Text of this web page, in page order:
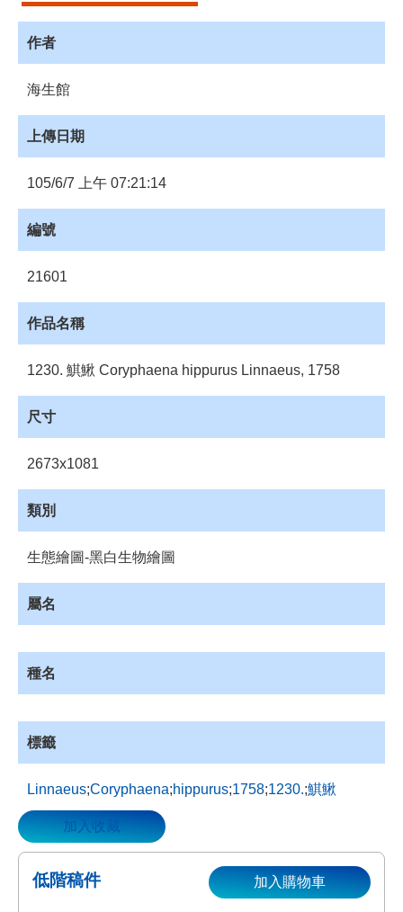
詢
務
會
員
專
區
首
館
登
網
站
導
購
物
車
下
載
管
資
資
源
登
入
作者
海生館
上傳日期
105/6/7 上午 07:21:14
編號
21601
作品名稱
1230. 鯕鰍 Coryphaena hippurus Linnaeus, 1758
尺寸
2673x1081
類別
生態繪圖-黑白生物繪圖
屬名
種名
標籤
Linnaeus;Coryphaena;hippurus;1758;1230.;鯕鰍
加入收藏
低階稿件 加入購物車